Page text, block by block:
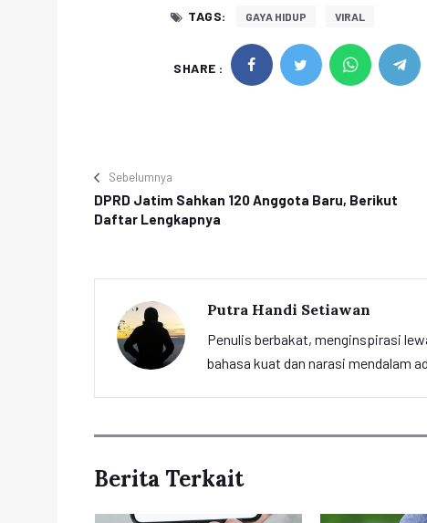
TAGS: GAYA HIDUP VIRAL
SHARE :
Sebelumnya
DPRD Jatim Sahkan 120 Anggota Baru, Berikut
Daftar Lengkapnya
Putra Handi Setiawan
Penulis berbakat, menginspirasi
bahasa kuat dan narasi mendalam
Berita Terkait